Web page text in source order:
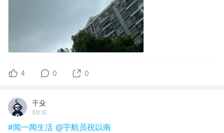
4 0 0
干殳
5年前
#闻一闻生活 @宇航员祝以南